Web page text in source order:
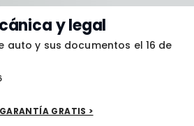
y legal
auto y sus documentos el 16 de
GRATIS >